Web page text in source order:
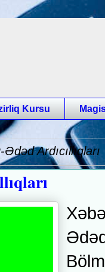
Kursu
Ardıcıllıqları
Ədəd